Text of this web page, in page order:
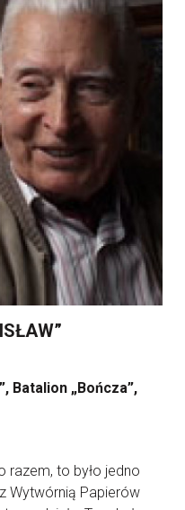
Batalion „Bończa”,
razem, to było jedno
z Wytwórnią Papierów